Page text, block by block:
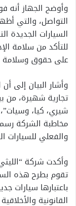
وأوضح الجهاز أنه
التواصل، والتي
السيارات الجديدة
للتأكد من سلامة
على حقوق وسلامة
وأشار البيان إلى
تجارية شهيرة، من
مخاطبة الشركة
والفعلي للسيارات
وأكدت شركة
تقوم بطرح هذه
باعتبارها سيارات
القانونية